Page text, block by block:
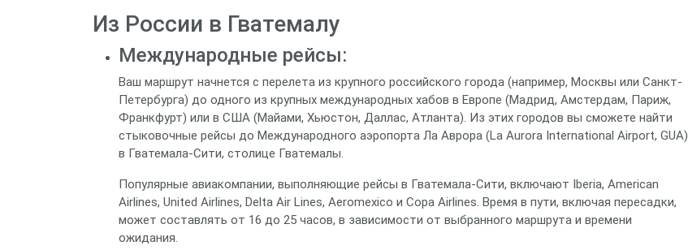
Из России в Гватемалу
Международные рейсы:
Ваш маршрут начнется с перелета из крупного российского города (например, Москвы или Санкт-
Петербурга) до одного из крупных международных хабов в Европе (Мадрид, Амстердам, Париж,
Франкфурт) или в США (Майами, Хьюстон, Даллас, Атланта). Из этих городов вы сможете найти
стыковочные рейсы до Международного аэропорта Ла Аврора (La Aurora International Airport, GUA)
в Гватемала-Сити, столице Гватемалы.
Популярные авиакомпании, выполняющие рейсы в Гватемала-Сити, включают Iberia, American
Airlines, United Airlines, Delta Air Lines, Aeromexico и Copa Airlines. Время в пути, включая пересадки,
может составлять от 16 до 25 часов, в зависимости от выбранного маршрута и времени
ожидания.